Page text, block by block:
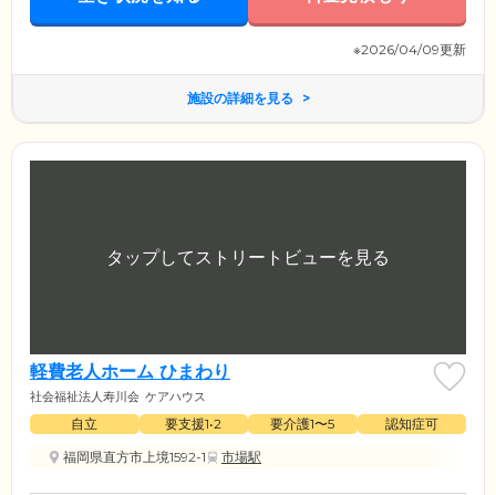
※2026/04/09更新
施設の詳細を見る
軽費老人ホーム ひまわり
社会福祉法人寿川会 ケアハウス
自立 要支援1•2 要介護1〜5
認知症可
福岡県直方市上境1592-1
市場駅